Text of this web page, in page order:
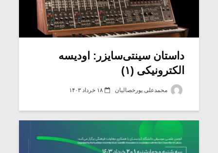
داستان سینتی‌سایزر: اودیسه
الکترونیکی (۱)
محمدعلی پورخصالیان ۱۸ خرداد ۱۴۰۳